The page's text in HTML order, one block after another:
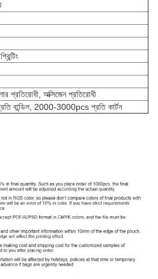
প্রতিরোধী, অক্সিজেন প্রতিরোধী
বান্ডিল, 2000-3000pcs প্রতি কার্টন